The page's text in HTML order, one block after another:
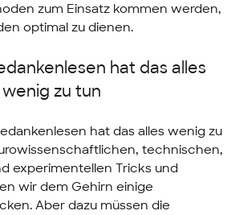
zum Einsatz kommen werden,
optimal zu dienen.
hat das alles
wenig zu tun
hat das alles wenig zu
technischen,
experimentellen Tricks und
wir dem Gehirn einige
Aber dazu müssen die